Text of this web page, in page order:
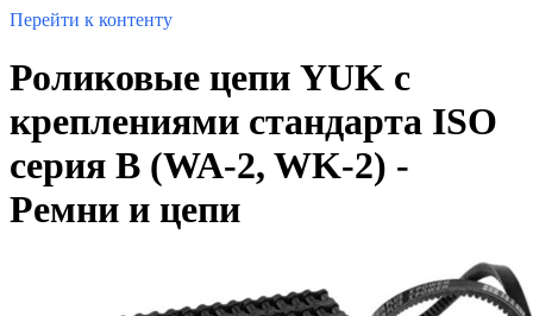
Перейти к контенту
Роликовые цепи YUK с
креплениями стандарта ISO
серия B (WA-2, WK-2) -
Ремни и цепи